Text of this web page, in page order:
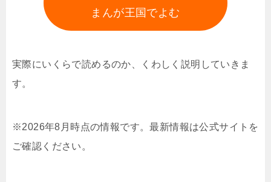
まんが王国でよむ
実際にいくらで読めるのか、くわしく説明していきま
す。
※2026年8月時点の情報です。最新情報は公式サイトを
ご確認ください。